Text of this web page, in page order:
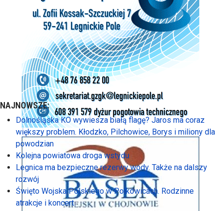
NAJNOWSZE:
Dolnośląska KO wywiesza białą flagę? Jaros ma coraz
większy problem. Kłodzko, Pilchowice, Borys i miliony dla
powodzian
Kolejna powiatowa droga wstydu
Legnica ma bezpieczne rezerwy wody. Także na dalszy
rozwój
Święto Wojska Polskiego w Polkowicach. Rodzinne
atrakcje i koncert